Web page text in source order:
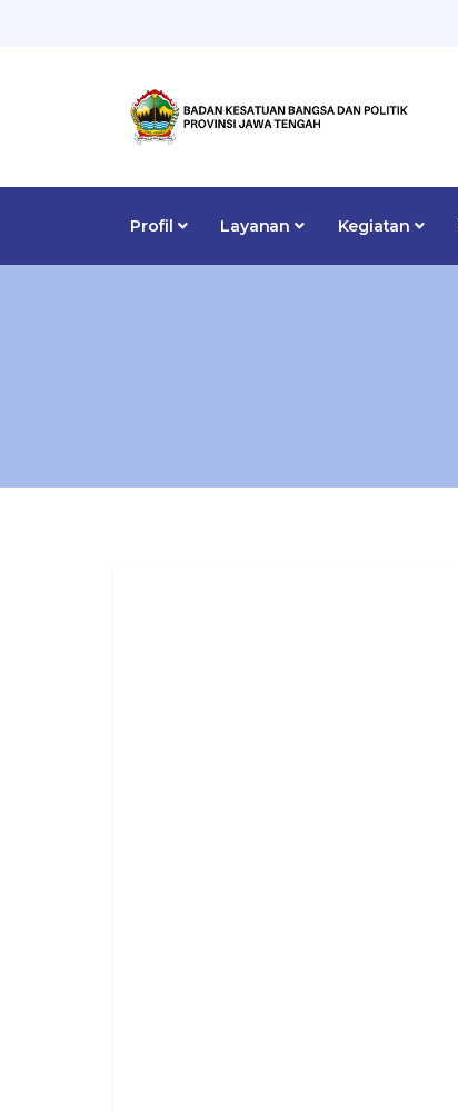
Profil Layanan Kegiatan